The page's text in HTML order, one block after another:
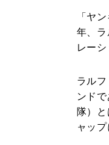
「ヤ
年、
レー
ラル
ンド
隊）
ャッ